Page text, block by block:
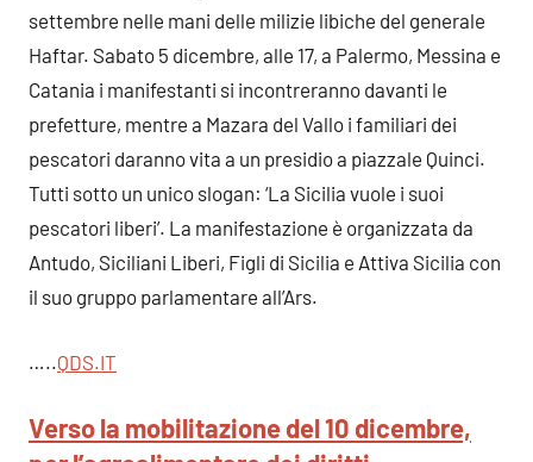
settembre nelle mani delle milizie libiche del generale
Haftar. Sabato 5 dicembre, alle 17, a Palermo, Messina e
Catania i manifestanti si incontreranno davanti le
prefetture, mentre a Mazara del Vallo i familiari dei
pescatori daranno vita a un presidio a piazzale Quinci.
Tutti sotto un unico slogan: ‘La Sicilia vuole i suoi
pescatori liberi’. La manifestazione è organizzata da
Antudo, Siciliani Liberi, Figli di Sicilia e Attiva Sicilia con
il suo gruppo parlamentare all’Ars.
…..QDS.IT
Verso la mobilitazione del 10 dicembre,